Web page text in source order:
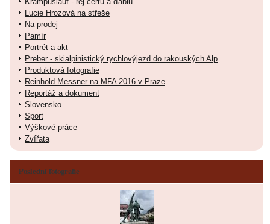
Lucie Hrozová na střeše
Na prodej
Pamír
Portrét a akt
Preber - skialpinistický rychlovýjezd do rakouských Alp
Produktová fotografie
Reinhold Messner na MFA 2016 v Praze
Reportáž a dokument
Slovensko
Sport
Výškové práce
Zvířata
Poslední fotografie